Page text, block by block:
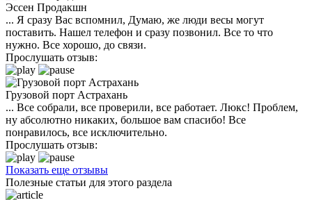
Эссен Продакшн
... Я сразу Вас вспомнил, Думаю, же люди весы могут
поставить. Нашел телефон и сразу позвонил. Все то что
нужно. Все хорошо, до связи.
Прослушать отзыв:
Грузовой порт Астрахань
... Все собрали, все проверили, все работает. Люкс! Проблем,
ну абсолютно никаких, большое вам спасибо! Все
понравилось, все исключительно.
Прослушать отзыв:
Показать еще отзывы
Полезные статьи для этого раздела